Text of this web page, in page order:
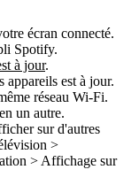
écran connecté.
Spotify.
à jour.
appareils est à jour.
réseau Wi-Fi.
un autre.
sur d'autres
>
> Affichage sur